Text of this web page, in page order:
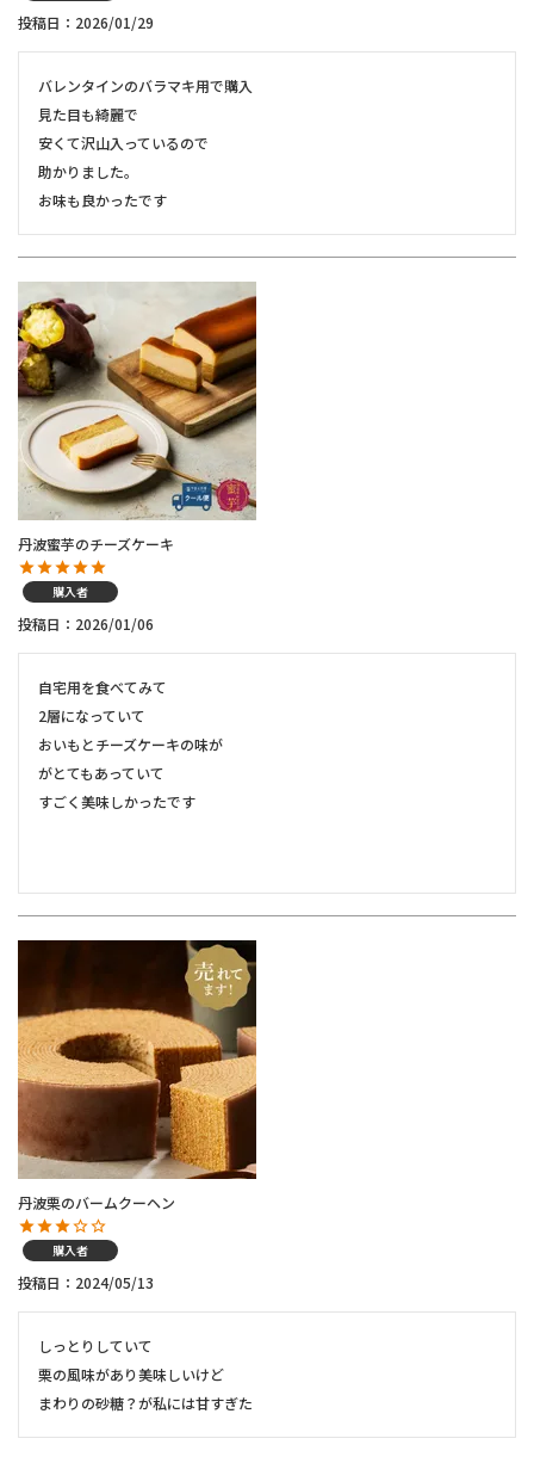
投稿日 2026/01/29
バレンタインのバラマキ用で購入
見た目も綺麗で
安くて沢山入っているので
助かりました。
お味も良かったです
丹波蜜芋のチーズケーキ
購入者
投稿日 2026/01/06
自宅用を食べてみて
2層になっていて
おいもとチーズケーキの味が
がとてもあっていて
すごく美味しかったです
丹波栗のバームクーヘン
購入者
投稿日 2024/05/13
しっとりしていて
栗の風味があり美味しいけど
まわりの砂糖？が私には甘すぎた